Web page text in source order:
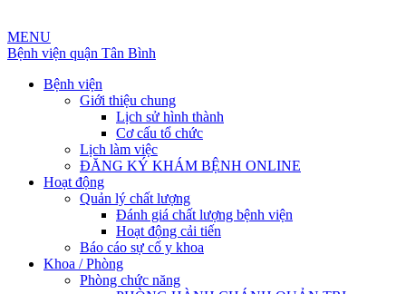
MENU
Bệnh viện quận Tân Bình
Bệnh viện
Giới thiệu chung
Lịch sử hình thành
Cơ cấu tổ chức
Lịch làm việc
ĐĂNG KÝ KHÁM BỆNH ONLINE
Hoạt động
Quản lý chất lượng
Đánh giá chất lượng bệnh viện
Hoạt động cải tiến
Báo cáo sự cố y khoa
Khoa / Phòng
Phòng chức năng